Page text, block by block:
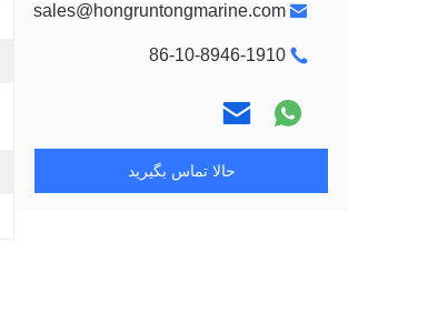
sales@hongruntongmarine.com
86-10-8946-1910
حالا تماس بگیرید